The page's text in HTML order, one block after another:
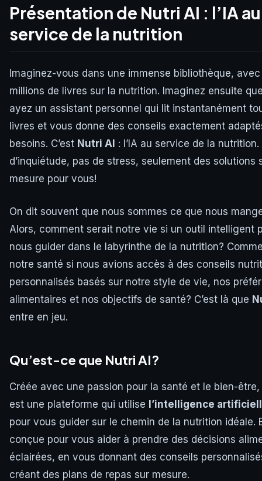
Présentation de Nutri AI : l’IA au
service de la nutrition
Imaginez-vous dans une immense bibliothèque,
millions de livres sur la nutrition. Imaginez ensuite
ayez un assistant personnel qui lit instantanément
livres et vous donne des conseils exactement
besoins. C’est Nutri AI : l’IA au service de la nutrition.
d’inquiétude, pas de stress, seulement des solutions
mesure pour vous!
On dit souvent que nous sommes ce que nous
Alors, comment serait notre vie si un outil intelligent
nous guider dans le labyrinthe de la nutrition?
notre santé si nous avions accès à des conseils
personnalisés basés sur notre style de vie, nos
alimentaires et nos objectifs de santé? C’est là que
entre en jeu.
Qu’est-ce que Nutri AI?
Créée avec une passion pour la santé et le bien-
est une plateforme qui utilise l’intelligence
pour vous guider sur le chemin de la nutrition idéale.
conçue pour vous aider à prendre des décisions
éclairées, en vous donnant des conseils
créant des plans de repas sur mesure.